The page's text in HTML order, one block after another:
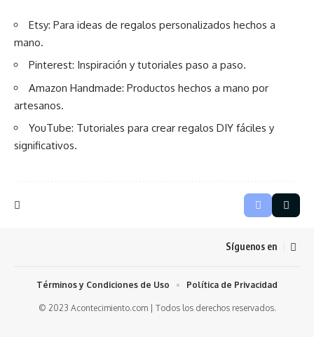
Etsy: Para ideas de regalos personalizados hechos a
mano.
Pinterest: Inspiración y tutoriales paso a paso.
Amazon Handmade: Productos hechos a mano por
artesanos.
YouTube: Tutoriales para crear regalos DIY fáciles y
significativos.
Síguenos en
© 2023 Acontecimiento.com | Todos los derechos reservados.
Términos y Condiciones de Uso Política de Privacidad